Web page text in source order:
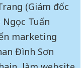
(Giám đốc
Tuấn
marketing
Đình Sơn